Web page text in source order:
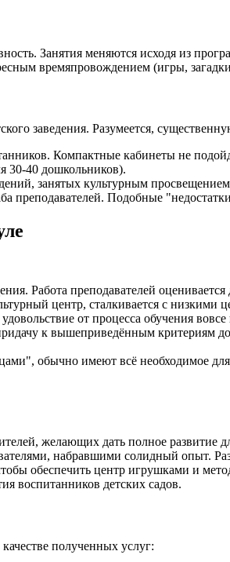
Занятия меняются исходя из
времяпровождением (игры,
заведения. Разумеется,
Компактные кабинеты не
30-40 дошкольников).
занятых культурным
преподавателей. Подобные
Работа преподавателей
центр, сталкивается с низкими
от процесса обучения
к вышеприведённым критериям
обычно имеют всё необходимое
желающих дать полное развитие
набравшими солидный опыт.
обеспечить центр игрушками и
воспитанников детских садов.
полученных услуг: